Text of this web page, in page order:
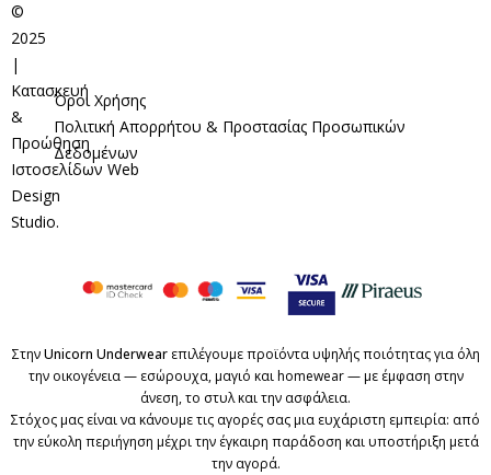
©
2025
|
Κατασκευή
&
Προώθηση
Ιστοσελίδων Web
Design
Studio.
Όροι Χρήσης
Πολιτική Απορρήτου & Προστασίας Προσωπικών
Δεδομένων
ΣτηνUnicorn Underwearεπιλέγουμε προϊόντα υψηλής ποιότητας για όλη
την οικογένεια — εσώρουχα, μαγιό και homewear — με έμφαση στην
άνεση, το στυλ και την ασφάλεια.
Στόχος μας είναι να κάνουμε τις αγορές σας μια ευχάριστη εμπειρία: από
την εύκολη περιήγηση μέχρι την έγκαιρη παράδοση και υποστήριξη μετά
την αγορά.